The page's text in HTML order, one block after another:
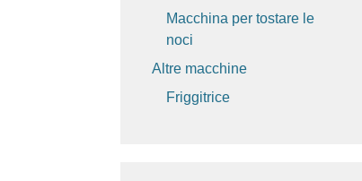
Macchina per tostare le
noci
Altre macchine
Friggitrice